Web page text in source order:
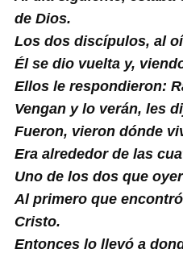
de Dios.
Los dos discípulos, al
Él se dio vuelta y,
Ellos le respondieron:
Vengan y lo verán, les
Fueron, vieron dónde
Era alrededor de las
Uno de los dos que
Al primero que
Cristo.
Entonces lo llevó a